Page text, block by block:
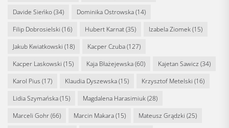
Davide Sieńko(34) Dominika Ostrowska(14)
Filip Dobrosielski (16) Hubert Karnat(35) Izabela Ziomek(15)
Jakub Kwiatkowski (18) Kacper Czuba(127)
Kacper Laskowski (15) Kaja Błażejewska(60) Kajetan Sawicz (34)
Karol Pius (17) Klaudia Dyszewska(15) Krzysztof Metelski (16)
Lidia Szymańska(15) Magdalena Harasimiuk(28)
Marceli Gohr(66) Marcin Makara(15) Mateusz Grądzki (25)